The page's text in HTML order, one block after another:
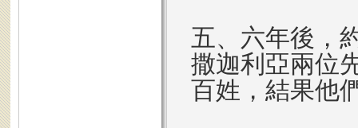
五、六年後，
撒迦利亞兩位
百姓，結果他